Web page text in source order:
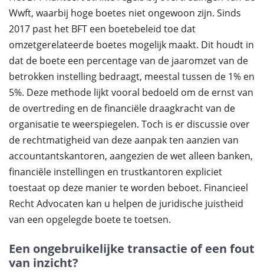
Wwft, waarbij hoge boetes niet ongewoon zijn. Sinds
2017 past het BFT een boetebeleid toe dat
omzetgerelateerde boetes mogelijk maakt. Dit houdt in
dat de boete een percentage van de jaaromzet van de
betrokken instelling bedraagt, meestal tussen de 1% en
5%. Deze methode lijkt vooral bedoeld om de ernst van
de overtreding en de financiële draagkracht van de
organisatie te weerspiegelen. Toch is er discussie over
de rechtmatigheid van deze aanpak ten aanzien van
accountantskantoren, aangezien de wet alleen banken,
financiële instellingen en trustkantoren expliciet
toestaat op deze manier te worden beboet. Financieel
Recht Advocaten kan u helpen de juridische juistheid
van een opgelegde boete te toetsen.
Een ongebruikelijke transactie of een fout
van inzicht?